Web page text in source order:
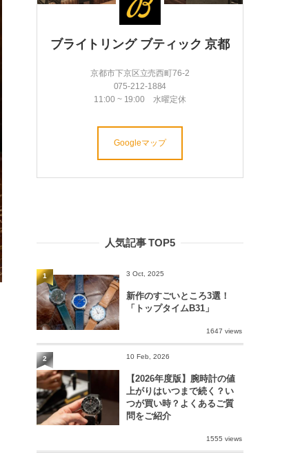
ブライトリング ブティック 京都
京都市下京区立売西町76-2
075-212-1884
11:00 ~ 19:00 水曜定休
Googleマップ
人気記事 TOP5
3 Oct, 2025
新作のすごいところ3選！
「トップタイムB31」
1647 views
1
10 Feb, 2026
【2026年度版】腕時計の値
上がりはいつまで続く？い
つが買い時？よくあるご質
問をご紹介
1555 views
2